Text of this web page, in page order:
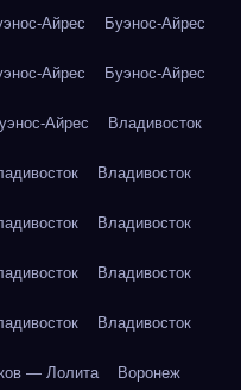
Айрес Буэнос-Айрес
Айрес Буэнос-Айрес
Айрес Владивосток
Владивосток
Владивосток
Владивосток
Владивосток
— Лолита Воронеж